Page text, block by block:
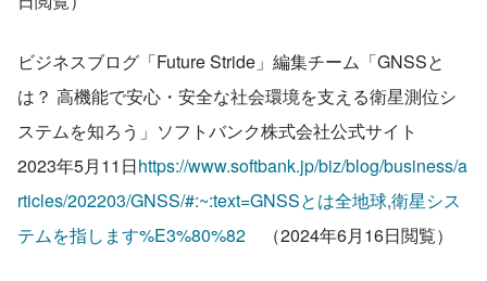
ビジネスブログ「Future Stride」編集チーム「GNSSと
は？ 高機能で安心・安全な社会環境を支える衛星測位シ
ステムを知ろう」ソフトバンク株式会社公式サイト
2023年5月11日https://www.softbank.jp/biz/blog/business/a
rticles/202203/GNSS/#:~:text=GNSSとは全地球,衛星シス
テムを指します%E3%80%82 （2024年6月16日閲覧）